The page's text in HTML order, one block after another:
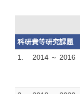
科研費等研究課題
1.
2014 ～ 2016